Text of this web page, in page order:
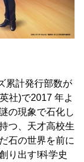
累計発行部数が
社)で2017 年よ
の現象で石化し
つ、天才高校生
石の世界を前に
り出す!科学史